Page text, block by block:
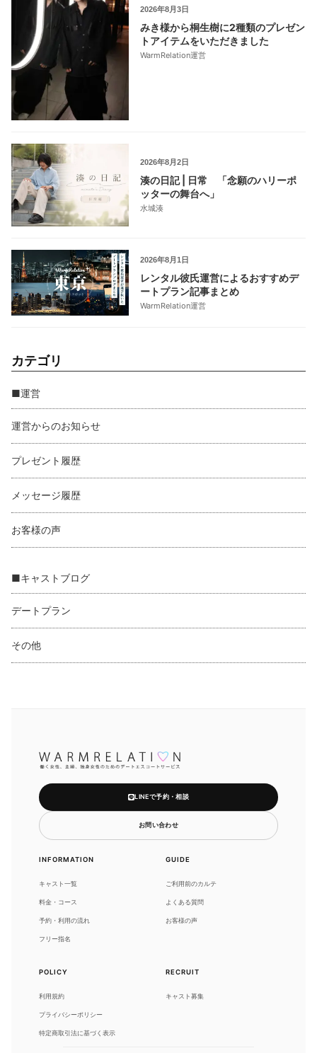
2026年8月3日
みき様から桐生樹に2種類のプレゼン
トアイテムをいただきました
WarmRelation運営
2026年8月2日
湊の日記 | 日常 「念願のハリーポ
ッターの舞台へ」
水城湊
2026年8月1日
レンタル彼氏運営によるおすすめデ
ートプラン記事まとめ
WarmRelation運営
カテゴリ
■運営
運営からのお知らせ
プレゼント履歴
メッセージ履歴
お客様の声
■キャストブログ
デートプラン
その他
LINEで予約・相談
お問い合わせ
INFORMATION
キャスト一覧
料金・コース
予約・利用の流れ
フリー指名
GUIDE
ご利用前のカルテ
よくある質問
お客様の声
POLICY
利用規約
プライバシーポリシー
特定商取引法に基づく表示
RECRUIT
キャスト募集